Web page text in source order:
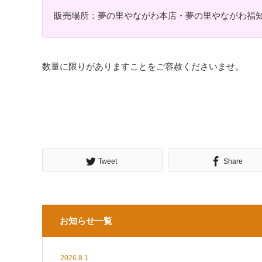
販売場所：夢の里やながわ本店・夢の里やながわ福
数量に限りがありますことをご容赦くださいませ。
Tweet Share
お知らせ一覧
2026.8.1